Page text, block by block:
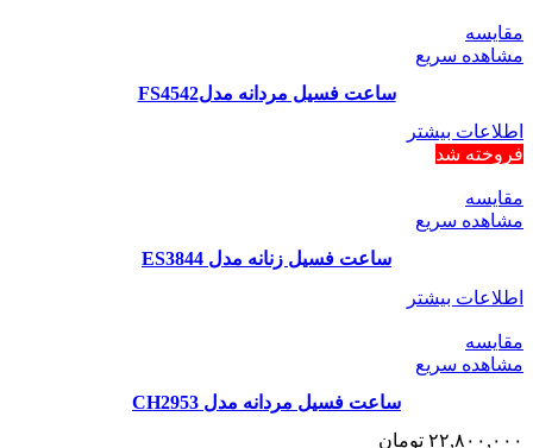
مقایسه
مشاهده سریع
ساعت فسیل مردانه مدلFS4542
اطلاعات بیشتر
فروخته شد
مقایسه
مشاهده سریع
ساعت فسیل زنانه مدل ES3844
اطلاعات بیشتر
مقایسه
مشاهده سریع
ساعت فسیل مردانه مدل CH2953
۲۲,۸۰۰,۰۰۰ تومان